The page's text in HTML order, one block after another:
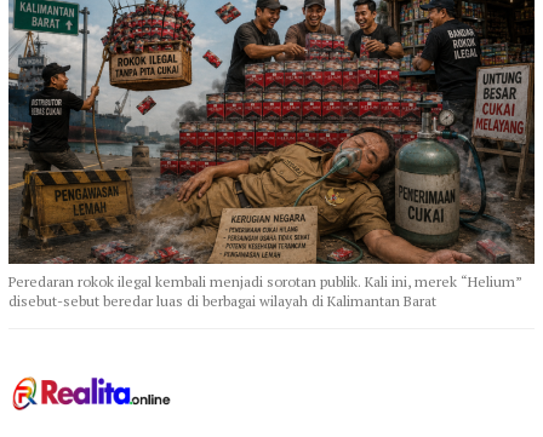
Peredaran rokok ilegal kembali menjadi sorotan publik. Kali ini, merek “Helium”
disebut-sebut beredar luas di berbagai wilayah di Kalimantan Barat